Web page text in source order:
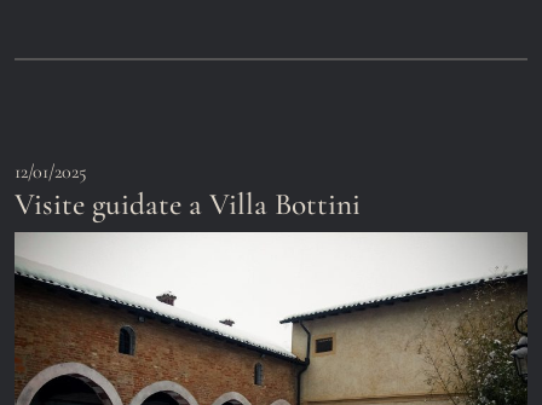
12/01/2025
Visite guidate a Villa Bottini